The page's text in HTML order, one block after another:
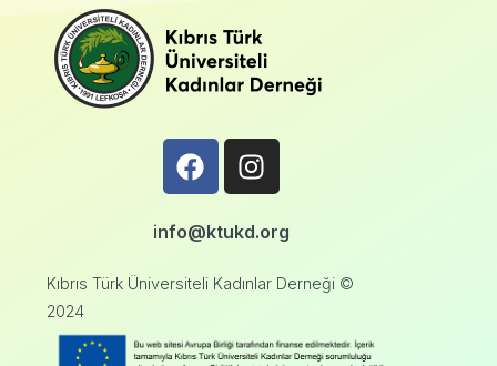
info@ktukd.org
Kıbrıs Türk Üniversiteli Kadınlar Derneği ©
2024